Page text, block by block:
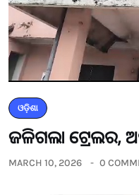
ଓଡ଼ିଶା
ଜଳିଗଲା ଟ୍ରେଲର,
MARCH 10, 2026 0